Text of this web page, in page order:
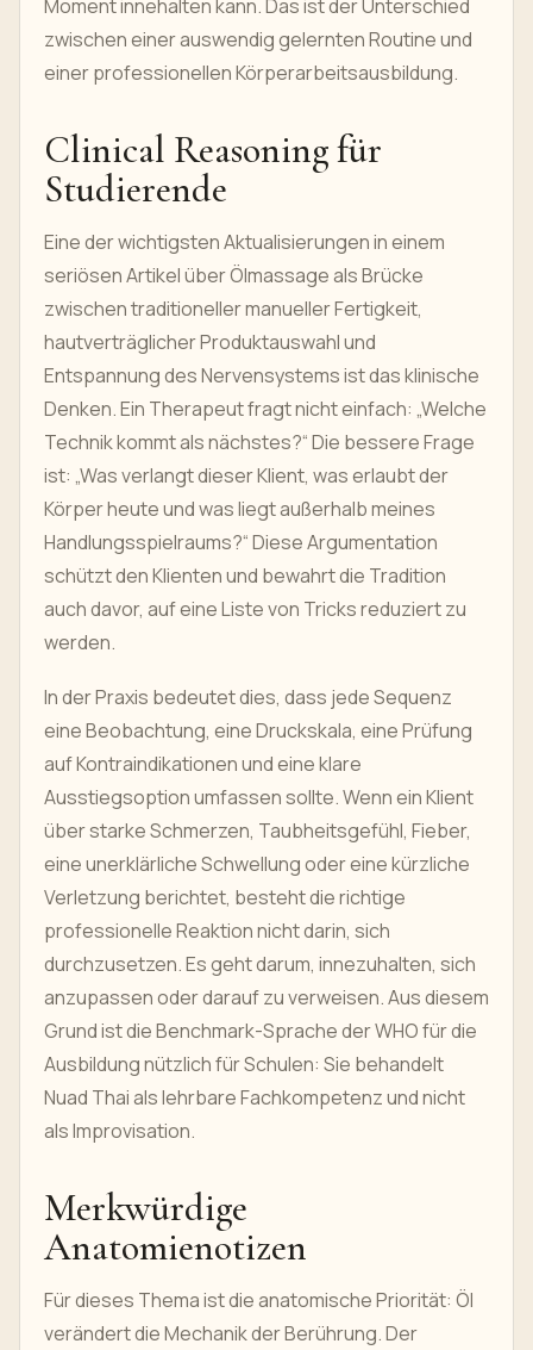
Moment innehalten kann. Das ist der Unterschied
zwischen einer auswendig gelernten Routine und
einer professionellen Körperarbeitsausbildung.
Clinical Reasoning für
Studierende
Eine der wichtigsten Aktualisierungen in einem
seriösen Artikel über Ölmassage als Brücke
zwischen traditioneller manueller Fertigkeit,
hautverträglicher Produktauswahl und
Entspannung des Nervensystems ist das klinische
Denken. Ein Therapeut fragt nicht einfach: „Welche
Technik kommt als nächstes?“ Die bessere Frage
ist: „Was verlangt dieser Klient, was erlaubt der
Körper heute und was liegt außerhalb meines
Handlungsspielraums?“ Diese Argumentation
schützt den Klienten und bewahrt die Tradition
auch davor, auf eine Liste von Tricks reduziert zu
werden.
In der Praxis bedeutet dies, dass jede Sequenz
eine Beobachtung, eine Druckskala, eine Prüfung
auf Kontraindikationen und eine klare
Ausstiegsoption umfassen sollte. Wenn ein Klient
über starke Schmerzen, Taubheitsgefühl, Fieber,
eine unerklärliche Schwellung oder eine kürzliche
Verletzung berichtet, besteht die richtige
professionelle Reaktion nicht darin, sich
durchzusetzen. Es geht darum, innezuhalten, sich
anzupassen oder darauf zu verweisen. Aus diesem
Grund ist die Benchmark-Sprache der WHO für die
Ausbildung nützlich für Schulen: Sie behandelt
Nuad Thai als lehrbare Fachkompetenz und nicht
als Improvisation.
Merkwürdige
Anatomienotizen
Für dieses Thema ist die anatomische Priorität: Öl
verändert die Mechanik der Berührung. Der